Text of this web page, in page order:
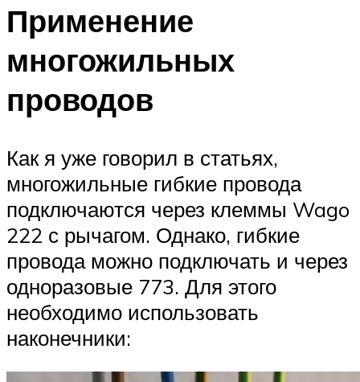
Применение
многожильных
проводов
Как я уже говорил в статьях,
многожильные гибкие провода
подключаются через клеммы Wago
222 с рычагом. Однако, гибкие
провода можно подключать и через
одноразовые 773. Для этого
необходимо использовать
наконечники: